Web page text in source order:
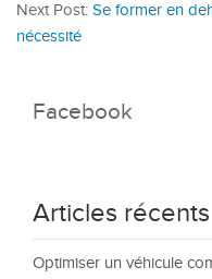
Next Post: Se former en
nécessité
Facebook
Articles récents
Optimiser un véhicule